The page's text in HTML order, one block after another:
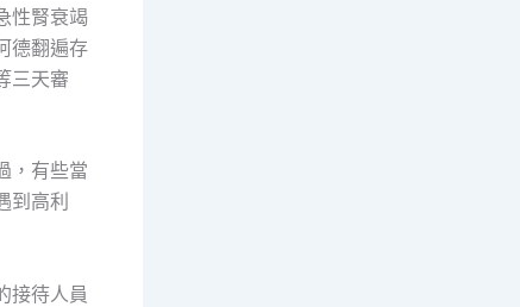
性腎衰竭
德翻遍存
三天審
，有些當
到高利
接待人員